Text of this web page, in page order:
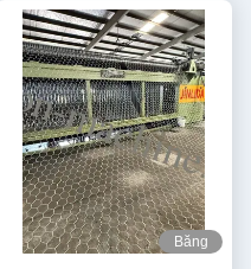
Băng